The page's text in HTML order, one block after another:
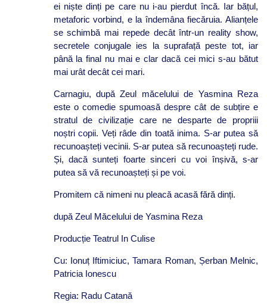
ei niște dinți pe care nu i-au pierdut încă. Iar bățul,
metaforic vorbind, e la îndemâna fiecăruia. Alianțele
se schimbă mai repede decât într-un reality show,
secretele conjugale ies la suprafață peste tot, iar
până la final nu mai e clar dacă cei mici s-au bătut
mai urât decât cei mari.
Carnagiu, după Zeul măcelului de Yasmina Reza
este o comedie spumoasă despre cât de subțire e
stratul de civilizație care ne desparte de propriii
noștri copii. Veți râde din toată inima. S-ar putea să
recunoașteți vecinii. S-ar putea să recunoașteți rude.
Și, dacă sunteți foarte sinceri cu voi înșivă, s-ar
putea să vă recunoașteți și pe voi.
Promitem că nimeni nu pleacă acasă fără dinți.
după Zeul Măcelului de Yasmina Reza
Producție Teatrul In Culise
Cu: Ionuț Iftimiciuc, Tamara Roman, Șerban Melnic,
Patricia Ionescu
Regia: Radu Catană